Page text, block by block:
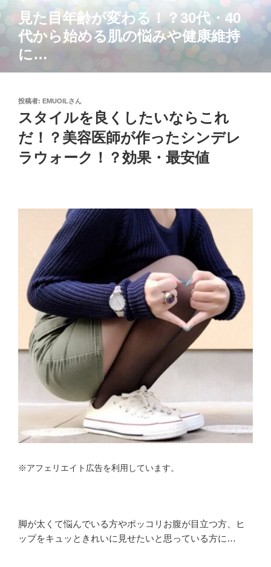
見た目年齢が変わる！？30代・40
代から始める肌の悩みや健康維持
に…
投
稿
日:
投稿者: EMUOILさん
スタイルを良くしたいならこれ
だ！？美容医師が作ったシンデレ
ラウォーク！？効果・最安値
※アフェリエイト広告を利用しています。
脚が太くて悩んでいる方やポッコリお腹が目立つ方、ヒ
ップをキュッときれいに見せたいと思っている方に…